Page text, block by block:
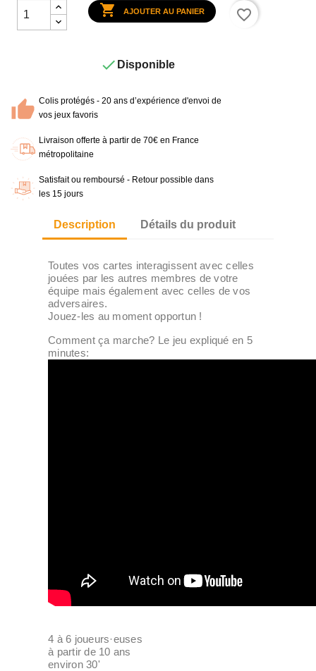
 AJOUTER AU PANIER favorite_border
 Disponible
Colis protégés - 20 ans d’expérience d'envoi de
vos jeux favoris
Livraison offerte à partir de 70€ en France
métropolitaine
Satisfait ou remboursé - Retour possible dans
les 15 jours
Description Détails du produit
Toutes vos cartes interagissent avec celles
jouées par les autres membres de votre
équipe mais également avec celles de vos
adversaires.
Jouez-les au moment opportun !
Comment ça marche? Le jeu expliqué en 5
minutes:
4 à 6 joueurs·euses
à partir de 10 ans
environ 30'